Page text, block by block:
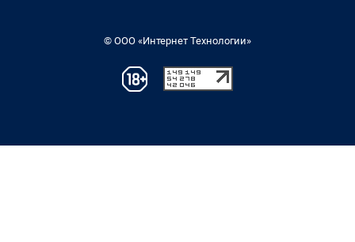
© ООО «Интернет Технологии»